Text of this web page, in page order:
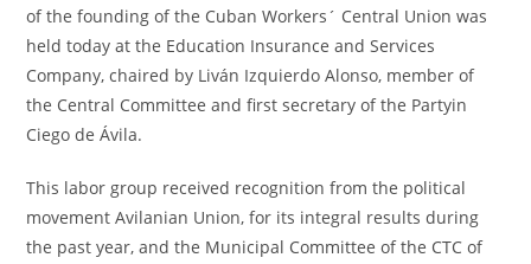
of the founding of the Cuban Workers´ Central Union was
held today at the Education Insurance and Services
Company, chaired by Liván Izquierdo Alonso, member of
the Central Committee and first secretary of the Partyin
Ciego de Ávila.
This labor group received recognition from the political
movement Avilanian Union, for its integral results during
the past year, and the Municipal Committee of the CTC of